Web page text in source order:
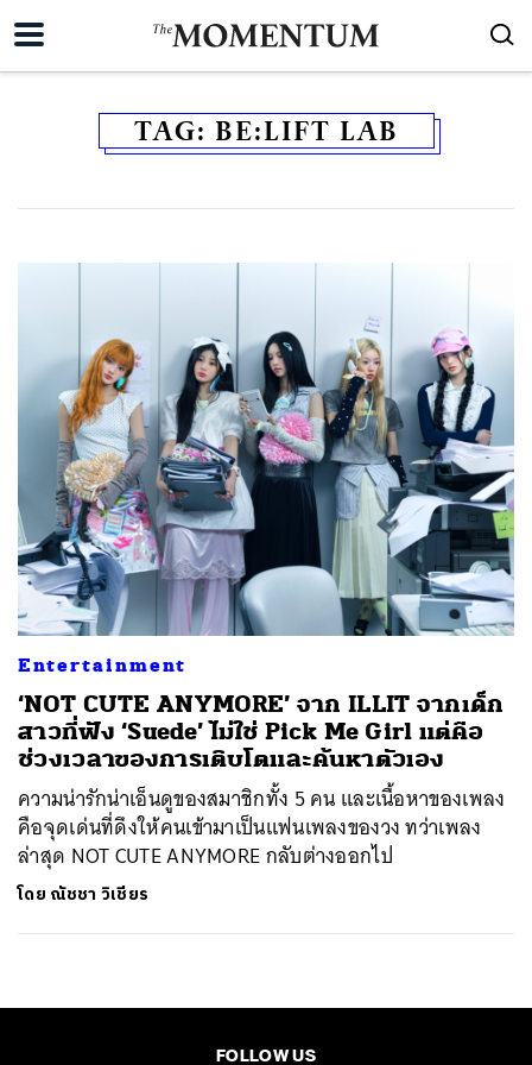
TAG: BE:LIFT LAB
Entertainment
‘NOT CUTE ANYMORE’ จาก ILLIT จากเด็ก
สาวที่ฟัง ‘Suede’ ไม่ใช่ Pick Me Girl แต่คือ
ช่วงเวลาของการเติบโตและค้นหาตัวเอง
ความน่ารักน่าเอ็นดูของสมาชิกทั้ง 5 คน และเนื้อหาของเพลง
คือจุดเด่นที่ดึงให้คนเข้ามาเป็นแฟนเพลงของวง ทว่าเพลง
ล่าสุด NOT CUTE ANYMORE กลับต่างออกไป
โดย ณัชชา วิเชียร
FOLLOW US
ค้นหา
SHARE TWEET EMAIL